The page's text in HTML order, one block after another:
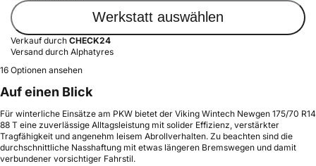
Werkstatt auswählen
Verkauf durch CHECK24
Versand durch Alphatyres
16 Optionen ansehen
Auf einen Blick
Für winterliche Einsätze am PKW bietet der Viking Wintech Newgen 175/70 R14
88 T eine zuverlässige Alltagsleistung mit solider Effizienz, verstärkter
Tragfähigkeit und angenehm leisem Abrollverhalten. Zu beachten sind die
durchschnittliche Nasshaftung mit etwas längeren Bremswegen und damit
verbundener vorsichtiger Fahrstil.